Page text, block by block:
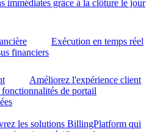
immédiates grâce à la clôture le jour
Exécution en temps réel
financiers
Améliorez l'expérience client
fonctionnalités de portail
les solutions BillingPlatform qui